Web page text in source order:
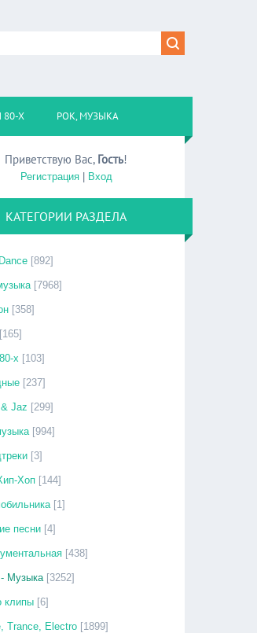
Х РОК, МУЗЫКА
Приветствую Вас, Гость!
Регистрация| Вход
КАТЕГОРИИ РАЗДЕЛА
[892]
[7968]
[358]
[165]
х [103]
[237]
Jaz [299]
[994]
[3]
Хоп [144]
[1]
песни [4]
[438]
- Музыка [3252]
клипы [6]
Trance, Electro [1899]